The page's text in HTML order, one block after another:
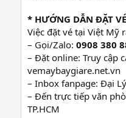
* HƯỚNG DẪN ĐẶT
Việc đặt vé tại Việt Mỹ
– Gọi/Zalo: 0908 380
– Đặt online: Truy cập
vemaybaygiare.net.vn
– Inbox fanpage: Đại
– Đến trực tiếp văn
TP.HCM